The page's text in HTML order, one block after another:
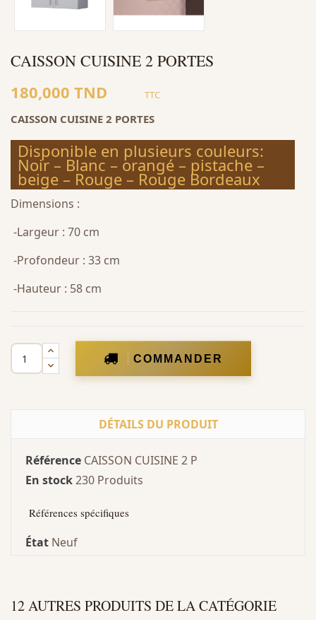
CAISSON CUISINE 2 PORTES
180,000 TND TTC
CAISSON CUISINE 2 PORTES
Disponible en plusieurs couleurs:
Noir – Blanc – orangé – pistache –
beige – Rouge – Rouge Bordeaux
Dimensions :
-Largeur : 70 cm
-Profondeur : 33 cm
-Hauteur : 58 cm
COMMANDER
DÉTAILS DU PRODUIT
Référence CAISSON CUISINE 2 P
En stock230 Produits
Références spécifiques
État Neuf
12 AUTRES PRODUITS DE LA CATÉGORIE